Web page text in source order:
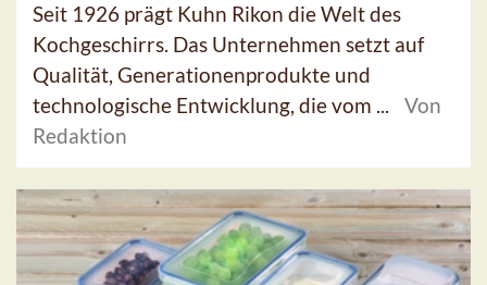
Seit 1926 prägt Kuhn Rikon die Welt des
Kochgeschirrs. Das Unternehmen setzt auf
Qualität, Generationenprodukte und
technologische Entwicklung, die vom ...
Von
Redaktion